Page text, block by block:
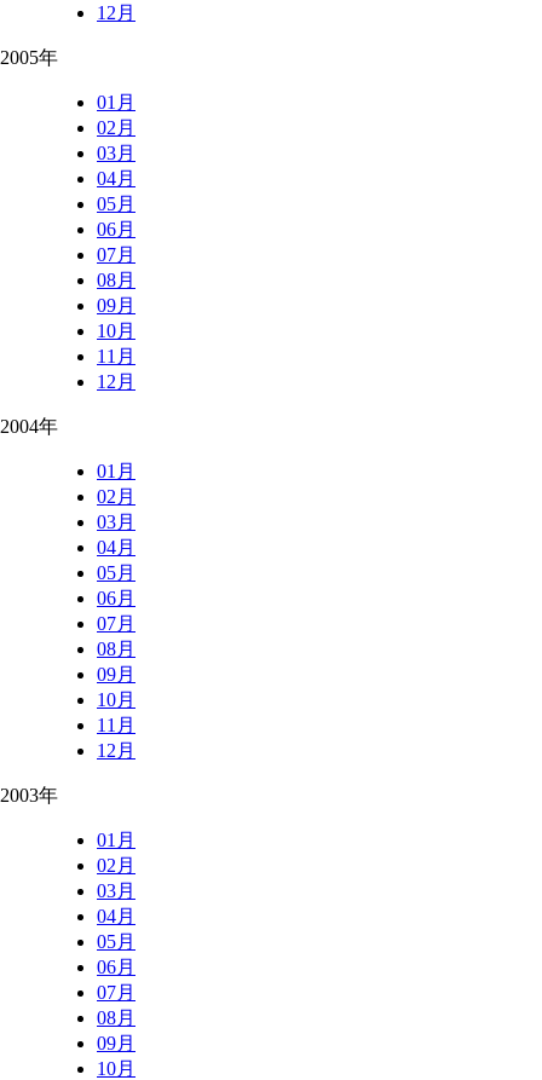
12月
2005年
01月
02月
03月
04月
05月
06月
07月
08月
09月
10月
11月
12月
2004年
01月
02月
03月
04月
05月
06月
07月
08月
09月
10月
11月
12月
2003年
01月
02月
03月
04月
05月
06月
07月
08月
09月
10月